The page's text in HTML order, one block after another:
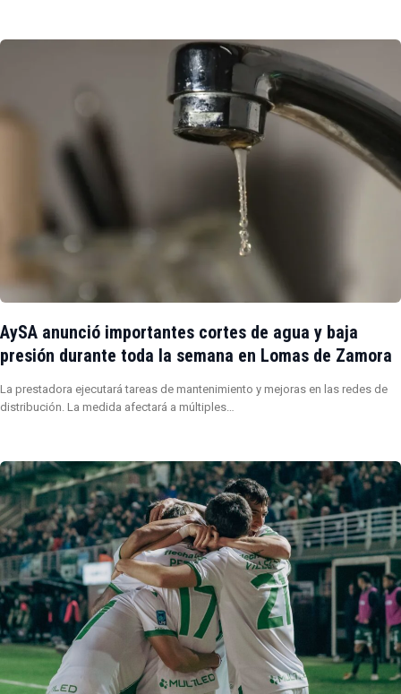
AySA anunció importantes cortes de agua y baja
presión durante toda la semana en Lomas de Zamora
La prestadora ejecutará tareas de mantenimiento y mejoras en las redes de
distribución. La medida afectará a múltiples…